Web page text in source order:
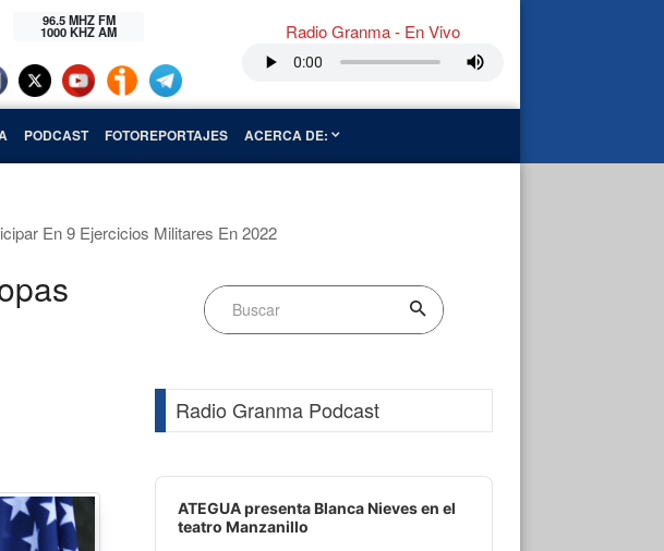
96.5 MHZ FM
1000 KHZ AM Radio Granma - En Vivo
PODCAST FOTOREPORTAJES ACERCA DE:
En 9 Ejercicios Militares En 2022
Radio Granma Podcast
Audio
Player
ATEGUA presenta Blanca Nieves en el
teatro Manzanillo